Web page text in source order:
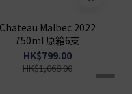
Chateau Malbec 2022
750ml 原箱6支
HK$799.00
HK$1,068.00